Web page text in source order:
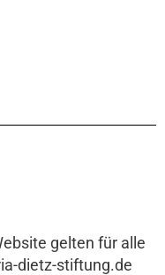
gelten für alle
dietz-stiftung.de